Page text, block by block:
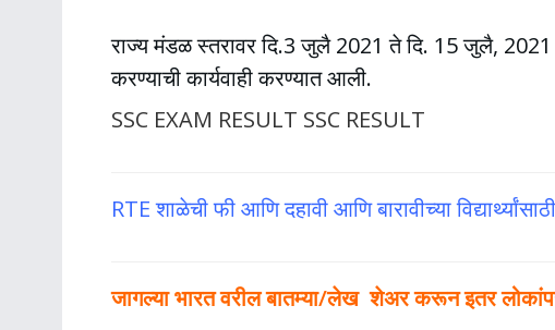
राज्य मंडळ स्तरावर दि.3 जुलै 2021 ते दि. 15 जुलै, 2021
करण्याची कार्यवाही करण्यात आली.
SSC EXAM RESULT SSC RESULT
RTE शाळेची फी आणि दहावी आणि बारावीच्या
जागल्या भारत वरील बातम्या/लेख शेअर करून इतर